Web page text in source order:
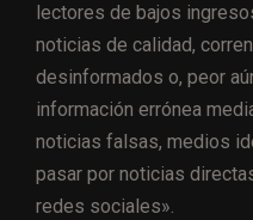
lectores de bajos
noticias de calidad,
desinformados o, peor
información errónea
noticias falsas, medios
pasar por noticias
redes sociales».